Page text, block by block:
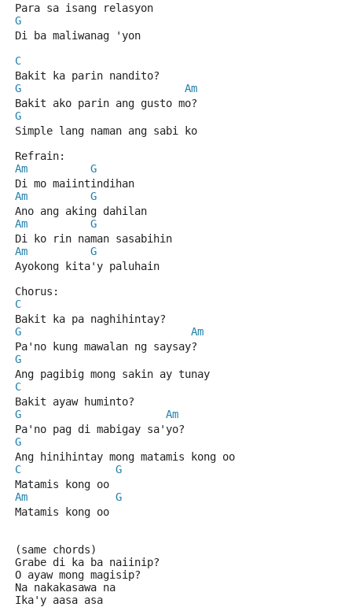
Para sa isang relasyon
G
Di ba maliwanag 'yon
C
Bakit ka parin nandito?
G
Am
Bakit ako parin ang gusto mo?
G
Simple lang naman ang sabi ko
Refrain:
Am
G
Di mo maiintindihan
Am
G
Ano ang aking dahilan
Am
G
Di ko rin naman sasabihin
Am
G
Ayokong kita'y paluhain
Chorus:
C
Bakit ka pa naghihintay?
G
Am
Pa'no kung mawalan ng saysay?
G
Ang pagibig mong sakin ay tunay
C
Bakit ayaw huminto?
G
Am
Pa'no pag di mabigay sa'yo?
G
Ang hinihintay mong matamis kong oo
C
G
Matamis kong oo
Am
G
Matamis kong oo
(same chords)
Grabe di ka ba naiinip?
O ayaw mong magisip?
Na nakakasawa na
Ika'y aasa asa